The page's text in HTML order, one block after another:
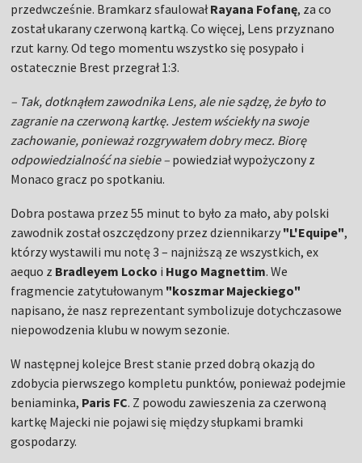
przedwcześnie. Bramkarz sfaulowałRayana Fofanę, za co
został ukarany czerwoną kartką. Co więcej, Lens przyznano
rzut karny. Od tego momentu wszystko się posypało i
ostatecznie Brest przegrał 1:3.
– Tak, dotknąłem zawodnika Lens, ale nie sądzę, że było to
zagranie na czerwoną kartkę. Jestem wściekły na swoje
zachowanie, ponieważ rozgrywałem dobry mecz. Biorę
odpowiedzialność na siebie – powiedział wypożyczony z
Monaco gracz po spotkaniu.
Dobra postawa przez 55 minut to było za mało, aby polski
zawodnik został oszczędzony przez dziennikarzy "L'Equipe",
którzy wystawili mu notę 3 – najniższą ze wszystkich, ex
aequo z Bradleyem Locko i Hugo Magnettim. We
fragmencie zatytułowanym "koszmar Majeckiego"
napisano, że nasz reprezentant symbolizuje dotychczasowe
niepowodzenia klubu w nowym sezonie.
W następnej kolejce Brest stanie przed dobrą okazją do
zdobycia pierwszego kompletu punktów, ponieważ podejmie
beniaminka, Paris FC. Z powodu zawieszenia za czerwoną
kartkę Majecki nie pojawi się między słupkami bramki
gospodarzy.